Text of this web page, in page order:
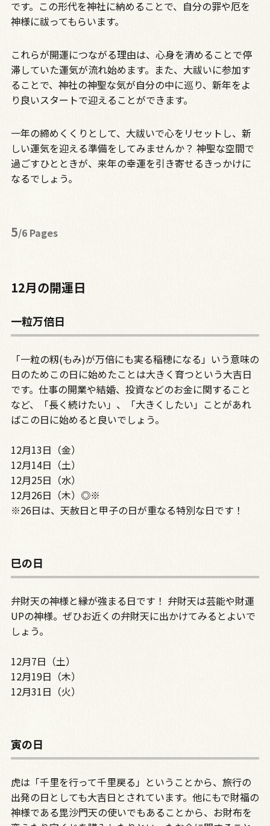
です。この形代を神社に納めることで、自分の罪や厄を
神様に祓ってもらいます。
これらが開運につながる理由は、心身を清めることで停
滞していた運気が流れ始めます。また、大祓いに参加す
ることで、神社の神聖な気が自分の中に巡り、新年をよ
り良いスタートで迎えることができます。
一年の締めくくりとして、大祓いで心をリセットし、新
しい運気を迎える準備をしてみませんか？ 神聖な空間で
過ごすひとときが、来年の幸運を引き寄せるきっかけに
なるでしょう。
5/6 Pages
12月の開運日
一粒万倍日
「一粒の籾(もみ)が万倍にも実る稲穂になる」いう意味の
日のためこの日に始めたことは大きく育つという大吉日
です。仕事の開業や結婚、投資などのお金に関すること
など、「長く続けたい」、「大きくしたい」ことがあれ
ばこの日に始めると良いでしょう。
12月13日（金）
12月14日（土）
12月25日（水）
12月26日（木）◎※
※26日は、天赦日と甲子の日が重なる特別な日です！
巳の日
弁財天の神様と縁が強まる日です！ 弁財天は芸能や財運
UPの神様。ぜひお近くの弁財天に出かけてみるとよいで
しょう。
12月7日（土）
12月19日（木）
12月31日（火）
寅の日
虎は「千里を行って千里戻る」ということから、旅行の
出発の日としても大吉日とされています。他にもで財福の
神様である毘沙門天の使いでもあることから、お財布を